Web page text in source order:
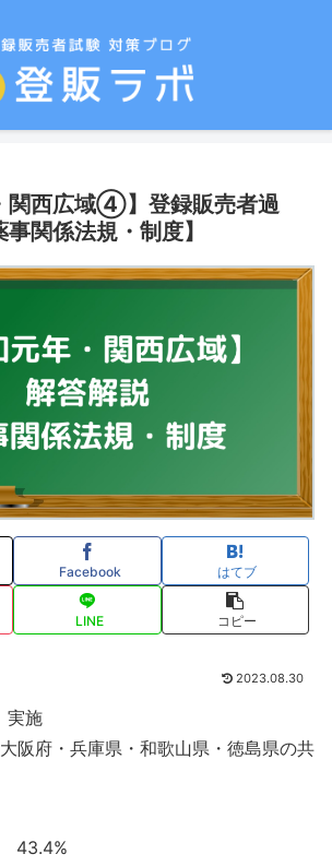
関西広域④】登録販売者過
関係法規・制度】
Facebook はてブ
LINE コピー
2023.08.30
実施
阪府・兵庫県・和歌山県・徳島県の共
43.4%